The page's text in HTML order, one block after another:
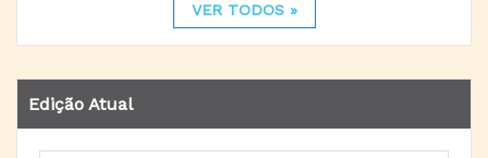
VER TODOS »
Edição Atual